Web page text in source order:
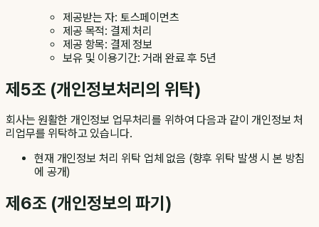
제공받는 자: 토스페이먼츠
제공 목적: 결제 처리
제공 항목: 결제 정보
보유 및 이용기간: 거래 완료 후 5년
제5조 (개인정보처리의 위탁)
회사는 원활한 개인정보 업무처리를 위하여 다음과 같이 개인정보 처
리업무를 위탁하고 있습니다.
현재 개인정보 처리 위탁 업체 없음 (향후 위탁 발생 시 본 방침
에 공개)
제6조 (개인정보의 파기)